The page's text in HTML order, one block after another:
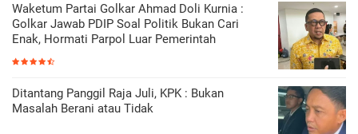
Waketum Partai Golkar Ahmad Doli Kurnia :
Golkar Jawab PDIP Soal Politik Bukan Cari
Enak, Hormati Parpol Luar Pemerintah
Ditantang Panggil Raja Juli, KPK : Bukan
Masalah Berani atau Tidak